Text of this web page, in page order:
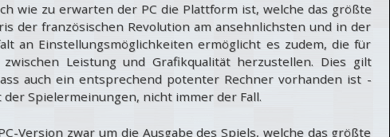
wie zu erwarten der PC die Plattform ist, welche das größte
der französischen Revolution am ansehnlichsten und in der
an Einstellungsmöglichkeiten ermöglicht es zudem, die für
Leistung und Grafikqualität herzustellen. Dies gilt
auch ein entsprechend potenter Rechner vorhanden ist -
Spielermeinungen, nicht immer der Fall.
Version zwar um die Ausgabe des Spiels, welche das größte